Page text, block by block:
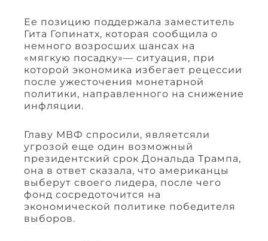
Ее позицию поддержала заместитель
Гита Гопинатх, которая сообщила о
немного возросших шансах на
«мягкую посадку»— ситуация, при
которой экономика избегает рецессии
после ужесточения монетарной
политики, направленного на снижение
инфляции.
Главу МВФ спросили, являетсяли
угрозой еще один возможный
президентский срок Дональда Трампа,
она в ответ сказала, что американцы
выберут своего лидера, после чего
фонд сосредоточится на
экономической политике победителя
выборов.